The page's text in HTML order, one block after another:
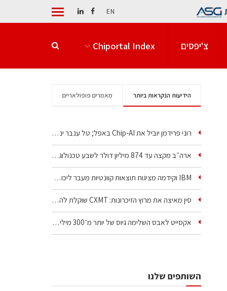
EN
צ'יפסים Chiportal Index
הידיעות הנקראות ביותר מאמרים פופולאריים
רוני פרידמן יוביל את Chip‑AI באפל; טל ענבר ינהל את…
ארה״ב מקצה עד 874 מיליון דולר לשבע טכנולוגיות שבבים…
IBM וקידמה מציגות תוצאות קוונטיות מעבר ליכולת…
סין מאיצה את מרוץ הזיכרונות: CXMT שוקלת להקים מפעל…
אקסייט לאבס השלימה גיוס של יותר מ־300 מיליון דולר…
השותפים שלנו